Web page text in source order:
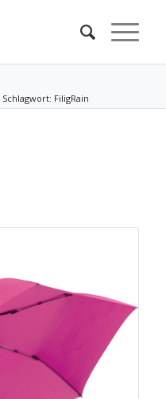
Schlagwort: FiligRain